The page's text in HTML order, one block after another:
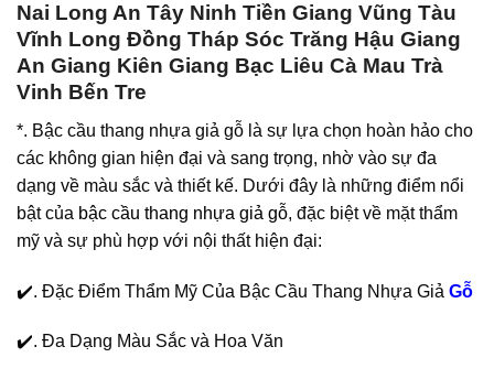
Nai Long An Tây Ninh Tiền Giang Vũng Tàu
Vĩnh Long Đồng Tháp Sóc Trăng Hậu Giang
An Giang Kiên Giang Bạc Liêu Cà Mau Trà
Vinh Bến Tre
*. Bậc cầu thang nhựa giả gỗ là sự lựa chọn hoàn hảo cho
các không gian hiện đại và sang trọng, nhờ vào sự đa
dạng về màu sắc và thiết kế. Dưới đây là những điểm nổi
bật của bậc cầu thang nhựa giả gỗ, đặc biệt về mặt thẩm
mỹ và sự phù hợp với nội thất hiện đại:
✔️. Đặc Điểm Thẩm Mỹ Của Bậc Cầu Thang Nhựa Giả Gỗ
✔️. Đa Dạng Màu Sắc và Hoa Văn